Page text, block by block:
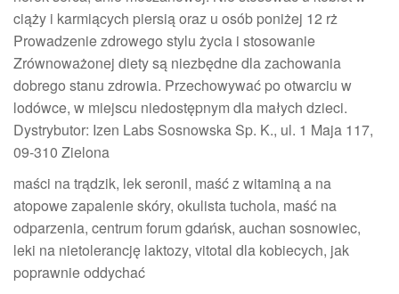
ciąży i karmiących piersią oraz u osób poniżej 12 rż
Prowadzenie zdrowego stylu życia i stosowanie
Zrównoważonej diety są niezbędne dla zachowania
dobrego stanu zdrowia. Przechowywać po otwarciu w
lodówce, w miejscu niedostępnym dla małych dzieci.
Dystrybutor: Izen Labs Sosnowska Sp. K., ul. 1 Maja 117,
09-310 Zielona
maści na trądzik, lek seronil, maść z witaminą a na
atopowe zapalenie skóry, okulista tuchola, maść na
odparzenia, centrum forum gdańsk, auchan sosnowiec,
leki na nietolerancję laktozy, vitotal dla kobiecych, jak
poprawnie oddychać